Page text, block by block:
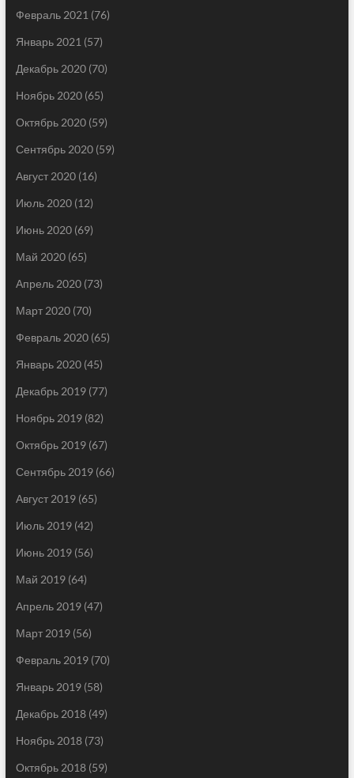
Февраль 2021 (76)
Январь 2021 (57)
Декабрь 2020(70)
Ноябрь 2020(65)
Октябрь 2020(59)
Сентябрь 2020(59)
Август 2020(16)
Июль 2020(12)
Июнь 2020(69)
Май 2020(65)
Апрель 2020(73)
Март 2020(70)
Февраль 2020(65)
Январь 2020(45)
Декабрь 2019(77)
Ноябрь 2019(82)
Октябрь 2019(67)
Сентябрь 2019(66)
Август 2019(65)
Июль 2019(42)
Июнь 2019(56)
Май 2019(64)
Апрель 2019(47)
Март 2019(56)
Февраль 2019(70)
Январь 2019(58)
Декабрь 2018(49)
Ноябрь 2018(73)
Октябрь 2018(59)